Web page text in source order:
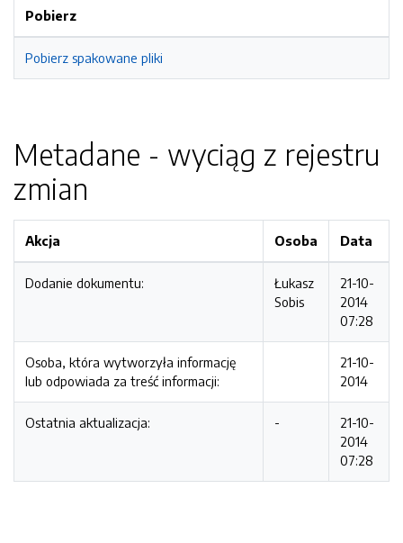
Pobierz
Pobierz spakowane pliki
Metadane - wyciąg z rejestru
zmian
Akcja Osoba Data
Dodanie dokumentu:
Łukasz
Sobis
21-10-
2014
07:28
Osoba, która wytworzyła informację
lub odpowiada za treść informacji:
21-10-
2014
Ostatnia aktualizacja: -
21-10-
2014
07:28